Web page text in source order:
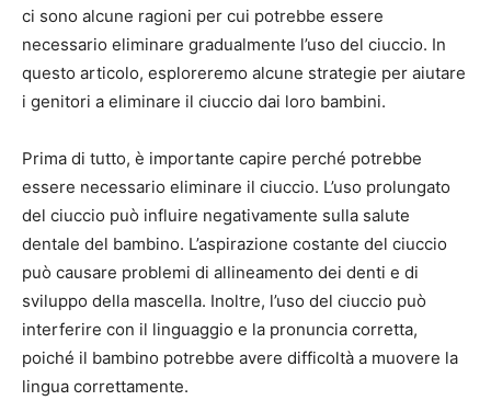
ci sono alcune ragioni per cui potrebbe essere
necessario eliminare gradualmente l’uso del ciuccio. In
questo articolo, esploreremo alcune strategie per aiutare
i genitori a eliminare il ciuccio dai loro bambini.
Prima di tutto, è importante capire perché potrebbe
essere necessario eliminare il ciuccio. L’uso prolungato
del ciuccio può influire negativamente sulla salute
dentale del bambino. L’aspirazione costante del ciuccio
può causare problemi di allineamento dei denti e di
sviluppo della mascella. Inoltre, l’uso del ciuccio può
interferire con il linguaggio e la pronuncia corretta,
poiché il bambino potrebbe avere difficoltà a muovere la
lingua correttamente.